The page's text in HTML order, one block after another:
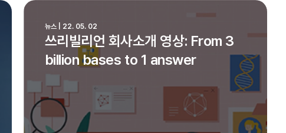
쓰리빌리언 회사소개 영상: From 3
billion bases to 1 answer
뉴스 | 22. 05. 02